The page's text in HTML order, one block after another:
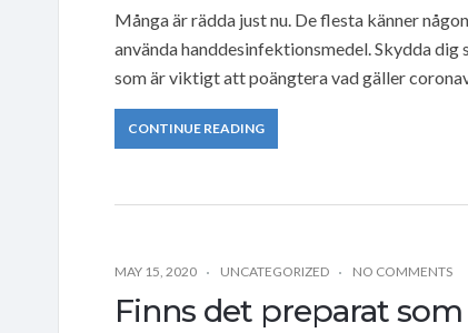
Många är rädda just nu. De flesta känner
använda handdesinfektionsmedel. Skydda
som är viktigt att poängtera vad gäller
CONTINUE READING
MAY 15, 2020 UNCATEGORIZED NO COMMENTS
Finns det preparat